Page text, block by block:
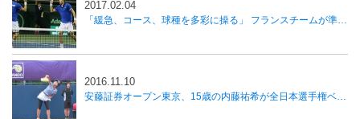
「緩急、コース、球種を多彩に操る」 フランスチームが準々決勝進出、国別対抗戦デ杯
2017.02.04
安藤証券オープン東京、15歳の内藤祐希が全日本選手権ベスト8に勝利し初戦突破
2016.11.10